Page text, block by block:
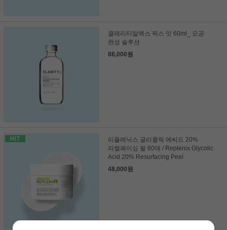
클래리티알엑스 픽스 잇 60ml_ 모공
완성 솔루션
88,000원
리플레닉스 글리콜릭 에씨드 20%
리썰페이싱 필 60매 / Replenix Glycolic
Acid 20% Resurfacing Peel
48,000원